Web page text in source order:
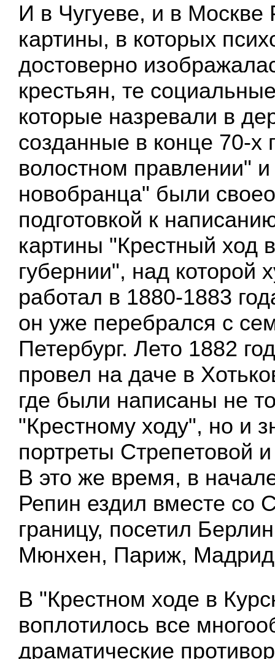
И в Чугуеве, и в Москве
картины, в которых
достоверно
крестьян, те
которые назревали в
созданные в конце 70-х
волостном правлении"
новобранца" были
подготовкой к
картины "Крестный ход
губернии", над которой
работал в 1880-1883
он уже перебрался с
Петербург. Лето 1882
провел на даче в
где были написаны не
"Крестному ходу", но и
портреты Стрепетовой
В это же время, в
Репин ездил вместе со
границу, посетил
Мюнхен, Париж,
В "Крестном ходе в
воплотилось все
драматические